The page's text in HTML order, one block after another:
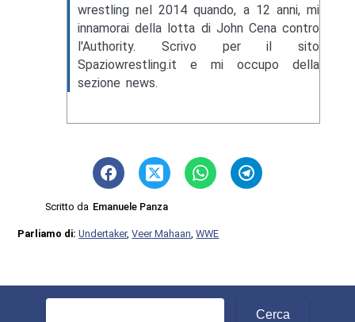
wrestling nel 2014 quando, a 12 anni, mi
innamorai della lotta di John Cena contro
l'Authority. Scrivo per il sito
Spaziowrestling.it e mi occupo della
sezione news.
Scritto da Emanuele Panza
Parliamo di:Undertaker,Veer Mahaan ,WWE